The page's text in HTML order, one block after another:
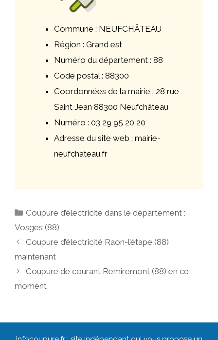
Commune : NEUFCHÂTEAU
Région : Grand est
Numéro du département : 88
Code postal : 88300
Coordonnées de la mairie : 28 rue
Saint Jean 88300 Neufchâteau
Numéro : 03 29 95 20 20
Adresse du site web : mairie-
neufchateau.fr
Catégories
Coupure d’électricité dans le département :
Vosges (88)
Navigation
des
Coupure d’électricité Raon-l’étape (88)
maintenant
Coupure de courant Remiremont (88) en ce
moment